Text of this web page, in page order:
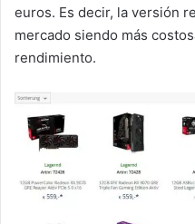
euros. Es decir, la versión
mercado siendo más
rendimiento.